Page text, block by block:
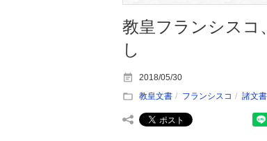
教皇フランシスコ
し
2018/05/30
教皇文書
フランシスコ 諸文書